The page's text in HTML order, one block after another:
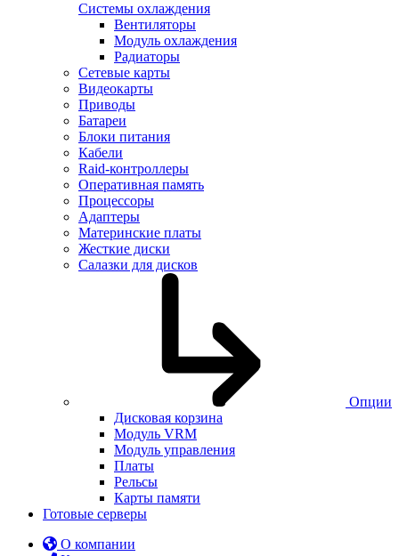
Системы охлаждения
Вентиляторы
Модуль охлаждения
Радиаторы
Сетевые карты
Видеокарты
Приводы
Батареи
Блоки питания
Кабели
Raid-контроллеры
Оперативная память
Процессоры
Адаптеры
Материнские платы
Жесткие диски
Салазки для дисков
Опции
Дисковая корзина
Модуль VRM
Модуль управления
Платы
Рельсы
Карты памяти
Готовые серверы
О компании